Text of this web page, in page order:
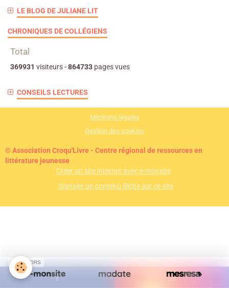
LE BLOG DE JULIANE LIT
CHRONIQUES DE COLLÉGIENS
Total
369931 visiteurs -864733 pages vues
CONSEILS LECTURES
Mentions légales
Gestion des cookies
© Association Croqu'Livre - Centre régional de ressources en
littérature jeunesse
Créer un site internet avec e-monsite
Signaler un contenu illicite sur ce site
SPONSORS